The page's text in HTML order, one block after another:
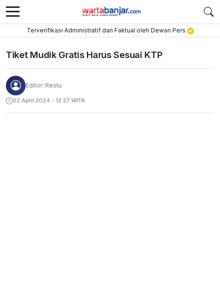
Terverifikasi Administratif dan Faktual oleh Dewan Pers
Tiket Mudik Gratis Harus Sesuai KTP
Editor: Restu
02 April 2024 - 12:27 WITA